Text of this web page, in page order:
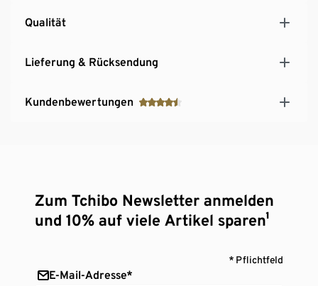
Qualität
Lieferung & Rücksendung
Kundenbewertungen
Zum Tchibo Newsletter anmelden
und 10% auf viele Artikel sparen¹
* Pflichtfeld
E-Mail-Adresse*